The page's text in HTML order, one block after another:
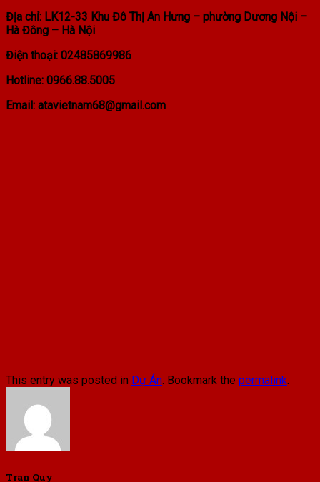
Địa chỉ: LK12-33 Khu Đô Thị An Hưng – phường Dương Nội –
Hà Đông – Hà Nội
Điện thoại: 02485869986
Hotline: 0966.88.5005
Email: atavietnam68@gmail.com
This entry was posted in Dự Án. Bookmark the permalink.
Tran Quy